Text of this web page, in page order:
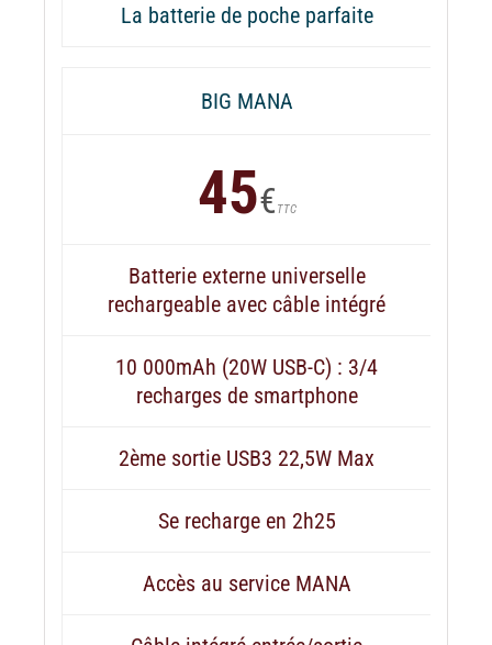
La batterie de poche parfaite
BIG MANA
45€ TTC
Batterie externe universelle
rechargeable avec câble intégré
10 000mAh (20W USB-C) : 3/4
recharges de smartphone
2ème sortie USB3 22,5W Max
Se recharge en 2h25
Accès au service MANA